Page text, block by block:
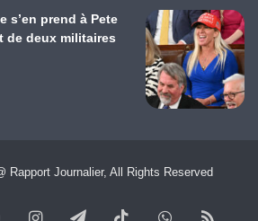
s’en prend à Pete
de deux militaires
Rapport Journalier, All Rights Reserved
RedditInstagramTelegramTikTokWhatsApp
RSS